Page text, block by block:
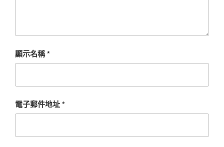
顯示名稱*
電子郵件地址*